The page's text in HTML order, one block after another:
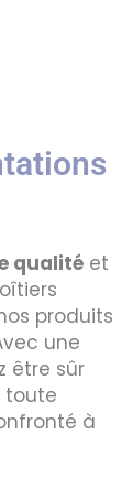
qualité et
produits
une
être sûr
toute
à